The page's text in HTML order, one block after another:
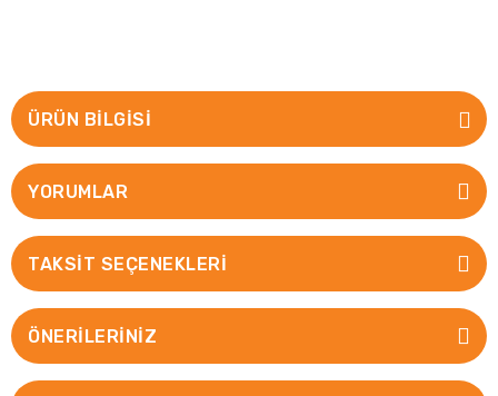
ÜRÜN BILGISI
YORUMLAR
TAKSIT SEÇENEKLERI
ÖNERILERINIZ